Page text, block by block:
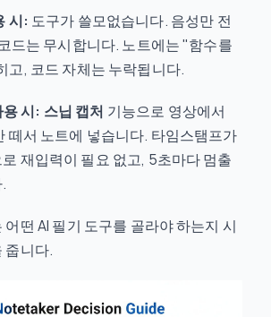
시: 도구가 쓸모없습니다. 음성만 전
드는 무시합니다. 노트에는 "함수를
고, 코드 자체는 누락됩니다.
시: 스닙 캡처 기능으로 영상에서
떼서 노트에 넣습니다. 타임스탬프가
재입력이 필요 없고, 5초마다 멈출
떤 AI 필기 도구를 골라야 하는지 시
줍니다.